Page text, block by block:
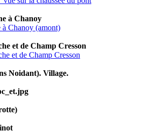
à Chanoy
à Chanoy (amont)
et de Champ Cresson
et de Champ Cresson
Noidant). Village.